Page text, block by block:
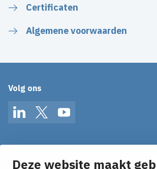
Deze website maakt
Certificaten
Algemene voorwaarden
Volg ons
LinkedInTwitterYouTube
Ontvang onze nieuws alerts in je